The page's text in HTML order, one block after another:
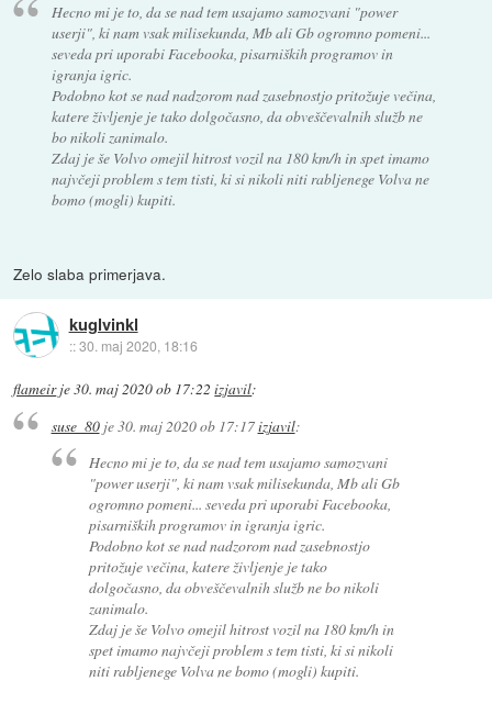
Hecno mi je to, da se nad tem usajamo samozvani "power
userji", ki nam vsak milisekunda, Mb ali Gb ogromno pomeni...
seveda pri uporabi Facebooka, pisarniških programov in
igranja igric.
Podobno kot se nad nadzorom nad zasebnostjo pritožuje večina,
katere življenje je tako dolgočasno, da obveščevalnih služb ne
bo nikoli zanimalo.
Zdaj je še Volvo omejil hitrost vozil na 180 km/h in spet imamo
najvčeji problem s tem tisti, ki si nikoli niti rabljenege Volva ne
bomo (mogli) kupiti.
Zelo slaba primerjava.
kuglvinkl
::30. maj 2020, 18:16
flameirje30. maj 2020 ob 17:22 izjavil:
suse_80je30. maj 2020 ob 17:17izjavil:
Hecno mi je to, da se nad tem usajamo samozvani
"power userji", ki nam vsak milisekunda, Mb ali Gb
ogromno pomeni... seveda pri uporabi Facebooka,
pisarniških programov in igranja igric.
Podobno kot se nad nadzorom nad zasebnostjo
pritožuje večina, katere življenje je tako
dolgočasno, da obveščevalnih služb ne bo nikoli
zanimalo.
Zdaj je še Volvo omejil hitrost vozil na 180 km/h in
spet imamo najvčeji problem s tem tisti, ki si nikoli
niti rabljenege Volva ne bomo (mogli) kupiti.